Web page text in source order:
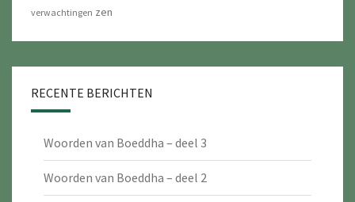
verwachtingen zen
RECENTE BERICHTEN
Woorden van Boeddha – deel 3
Woorden van Boeddha – deel 2